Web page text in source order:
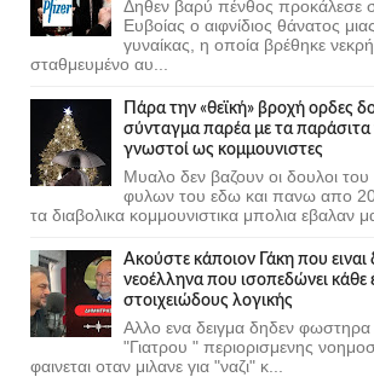
Δηθεν βαρύ πένθος προκάλεσε
Ευβοίας ο αιφνίδιος θάνατος
γυναίκας, η οποία βρέθηκε
σταθμευμένο αυ...
Πάρα την «θεϊκή» βροχή ορδες
σύνταγμα παρέα με τα παράσιτα
γνωστοί ως κομμουνιστες
Μυαλο δεν βαζουν οι δουλοι του
φυλων του εδω και πανω απο 20
τα διαβολικα κομμουνιστικα μπολια εβαλαν
Ακούστε κάποιον Γάκη που ειναι
νεοέλληνα που ισοπεδώνει κάθε
στοιχειώδους λογικής
Αλλο ενα δειγμα δηδεν φωστηρα
"Γιατρου " περιορισμενης
φαινεται οταν μιλανε για "ναζι" κ...